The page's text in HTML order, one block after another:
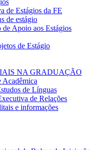
de Estágios da FE
de estágio
Apoio aos Estágios
de Estágio
NA GRADUAÇÃO
de Línguas
de Relações
e informações